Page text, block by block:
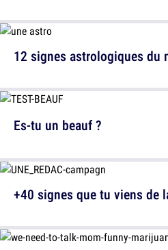
12 signes astrologiques du
Es-tu un beauf ?
+40 signes que tu viens de